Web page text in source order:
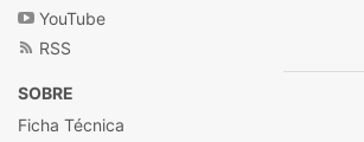
YouTube
RSS
SOBRE
Ficha Técnica